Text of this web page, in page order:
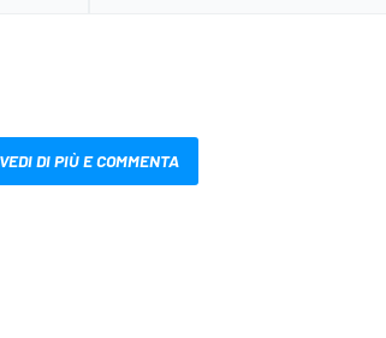
VEDI DI PIÙ E COMMENTA